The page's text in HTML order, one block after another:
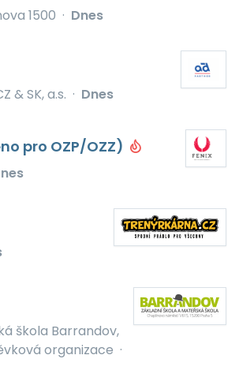
1500 · Dnes
& SK, a.s. · Dnes
pro OZP/OZZ)
škola Barrandov,
organizace ·